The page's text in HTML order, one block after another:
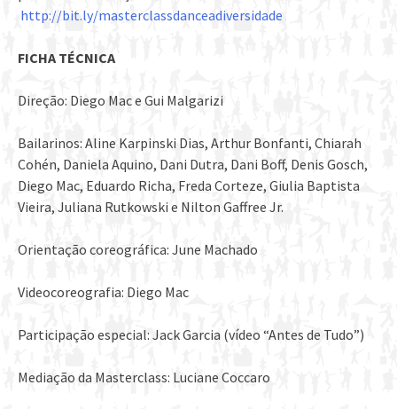
http://bit.ly/masterclassdanceadiversidade
FICHA TÉCNICA
Direção: Diego Mac e Gui Malgarizi
Bailarinos: Aline Karpinski Dias, Arthur Bonfanti, Chiarah
Cohén, Daniela Aquino, Dani Dutra, Dani Boff, Denis Gosch,
Diego Mac, Eduardo Richa, Freda Corteze, Giulia Baptista
Vieira, Juliana Rutkowski e Nilton Gaffree Jr.
Orientação coreográfica: June Machado
Videocoreografia: Diego Mac
Participação especial: Jack Garcia (vídeo “Antes de Tudo”)
Mediação da Masterclass: Luciane Coccaro